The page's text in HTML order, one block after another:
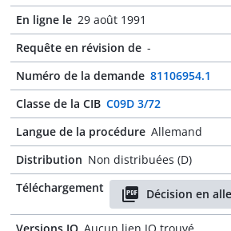
En ligne le 29 août 1991
Requête en révision de -
Numéro de la demande 81106954.1
Classe de la CIB C09D 3/72
Langue de la procédure Allemand
Distribution Non distribuées (D)
Téléchargement
Décision en